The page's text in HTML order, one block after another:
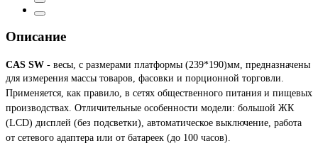
Описание
CAS SW - весы, с размерами платформы (239*190)мм, предназначены
для измерения массы товаров, фасовки и порционной торговли.
Применяется, как правило, в сетях общественного питания и пищевых
производствах. Отличительные особенности модели: большой ЖК
(LCD) дисплей (без подсветки), автоматическое выключение, работа
от сетевого адаптера или от батареек (до 100 часов).